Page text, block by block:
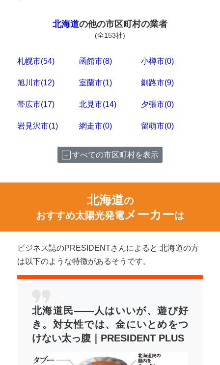
北海道の他の市区町村の業者
(全153社)
札幌市(54) 函館市(8) 小樽市(0)
旭川市(12) 室蘭市(1) 釧路市(9)
帯広市(17) 北見市(14) 夕張市(0)
岩見沢市(1) 網走市(0) 留萌市(0)
すべての市区町村を表示
北海道の
おすすめ太陽光発電メーカーは
ビジネス誌のPRESIDENTさんによると 北海道の方
は以下のような特徴があるそうです。
北海道民――人はいいが、遊び好
き。対女性では、金にいとめをつ
けない太っ腹｜PRESIDENT PLUS